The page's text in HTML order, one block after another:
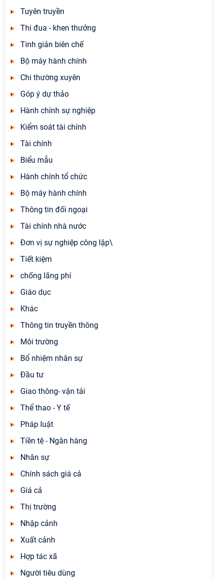
Tuyên truyền
Thi đua - khen thưởng
Tinh giản biên chế
Bộ máy hành chính
Chi thường xuyên
Góp ý dự thảo
Hành chính sự nghiệp
Kiểm soát tài chính
Tài chính
Biểu mẫu
Hành chính tổ chức
Bộ máy hành chính
Thông tin đối ngoại
Tài chính nhà nước
Đơn vị sự nghiệp công lập\
Tiết kiệm
chống lãng phí
Giáo dục
Khác
Thông tin truyền thông
Môi trường
Bổ nhiệm nhân sự
Đầu tư
Giao thông- vận tải
Thể thao - Y tế
Pháp luật
Tiền tệ - Ngân hàng
Nhân sự
Chính sách giá cả
Giá cả
Thị trường
Nhập cảnh
Xuất cảnh
Hợp tác xã
Người tiêu dùng